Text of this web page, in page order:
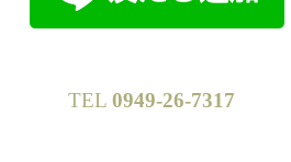
TEL0949-26-7317